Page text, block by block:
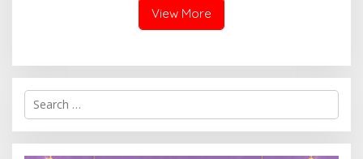
View More
Search
for: